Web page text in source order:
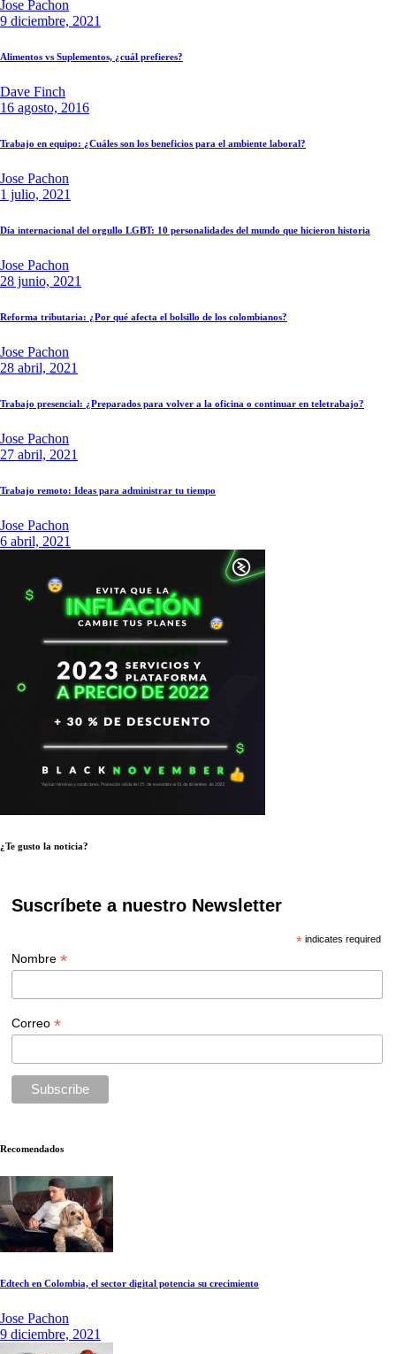
Jose Pachon
9 diciembre, 2021
Alimentos vs Suplementos, ¿cuál prefieres?
Dave Finch
16 agosto, 2016
Trabajo en equipo: ¿Cuáles son los beneficios para el ambiente laboral?
Jose Pachon
1 julio, 2021
Día internacional del orgullo LGBT: 10 personalidades del mundo que hicieron historia
Jose Pachon
28 junio, 2021
Reforma tributaria: ¿Por qué afecta el bolsillo de los colombianos?
Jose Pachon
28 abril, 2021
Trabajo presencial: ¿Preparados para volver a la oficina o continuar en teletrabajo?
Jose Pachon
27 abril, 2021
Trabajo remoto: Ideas para administrar tu tiempo
Jose Pachon
6 abril, 2021
¿Te gusto la noticia?
Suscríbete a nuestro Newsletter
*indicates required
Nombre*
Correo*
Recomendados
Edtech en Colombia, el sector digital potencia su crecimiento
Jose Pachon
9 diciembre, 2021